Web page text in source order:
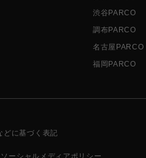
渋谷PARCO
調布PARCO
名古屋PARCO
福岡PARCO
どに基づく表記
ソーシャルメディアポリシー